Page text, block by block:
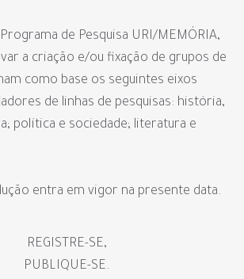
de Pesquisa URI/MEMÓRIA,
a criação e/ou fixação de grupos de
como base os seguintes eixos
de linhas de pesquisas: história,
política e sociedade; literatura e
entra em vigor na presente data.
REGISTRE-SE,
PUBLIQUE-SE.